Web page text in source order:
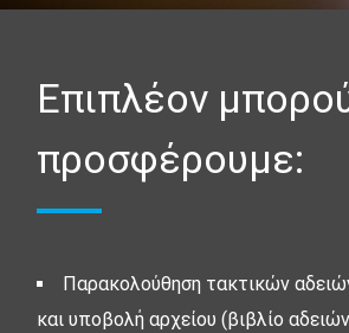
Επιπλέον
προσφέρουμε:
Παρακολούθηση τακτικών
και υποβολή αρχείου (βιβλίο